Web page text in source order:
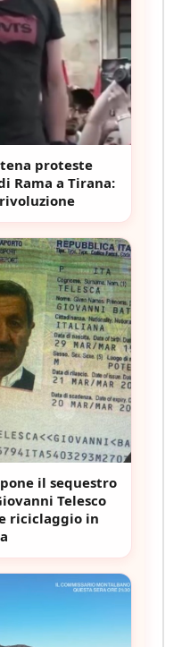
proteste
Rama a Tirana:
il sequestro
Telesco
riciclaggio in